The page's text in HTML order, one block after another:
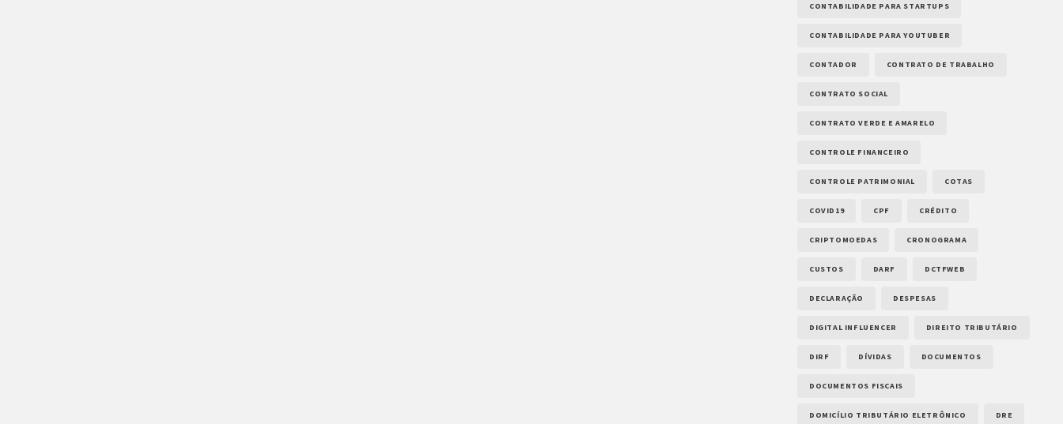
CONTABILIDADE PARA STARTUPS
CONTABILIDADE PARA YOUTUBER
CONTADOR CONTRATO DE TRABALHO
CONTRATO SOCIAL
CONTRATO VERDE E AMARELO
CONTROLE FINANCEIRO
CONTROLE PATRIMONIAL COTAS
COVID19 CPF CRÉDITO
CRIPTOMOEDAS CRONOGRAMA
CUSTOS DARF DCTFWEB
DECLARAÇÃO DESPESAS
DIGITAL INFLUENCER DIREITO TRIBUTÁRIO
DIRF DÍVIDAS DOCUMENTOS
DOCUMENTOS FISCAIS
DOMICÍLIO TRIBUTÁRIO ELETRÔNICO DRE